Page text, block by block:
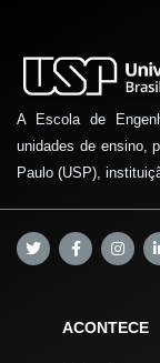
A Escola de
unidades de ensino,
Paulo (USP),
ACONTECE